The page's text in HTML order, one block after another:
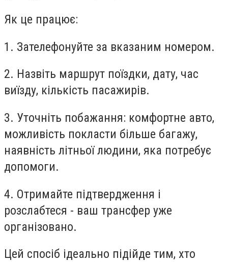
Як це працює:
1. Зателефонуйте за вказаним номером.
2. Назвіть маршрут поїздки, дату, час
виїзду, кількість пасажирів.
3. Уточніть побажання: комфортне авто,
можливість покласти більше багажу,
наявність літньої людини, яка потребує
допомоги.
4. Отримайте підтвердження і
розслабтеся - ваш трансфер уже
організовано.
Цей спосіб ідеально підійде тим, хто